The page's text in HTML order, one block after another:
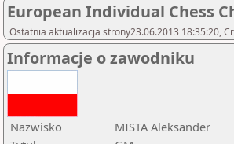
European Individual Chess
Ostatnia aktualizacja strony23.06.2013 18:35:20,
Informacje o zawodniku
Nazwisko
MISTA Aleksander